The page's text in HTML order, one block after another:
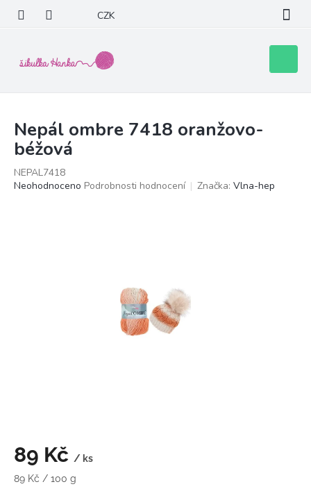
obsah
CZK
košík
Nepál ombre 7418 oranžovo-
béžová
NEPAL7418
Průměrné
Neohodnoceno Podrobnosti hodnocení Značka: Vlna-hep
89 Kč / ks
Měrná
89 Kč / 100 g